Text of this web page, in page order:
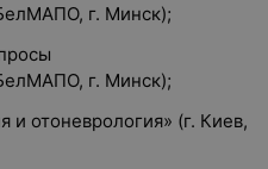
г. Минск);
г. Минск);
и отоневрология» (г. Киев,